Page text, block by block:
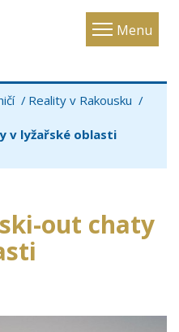
Menu
Toggle
Reality v Rakousku
v lyžařské oblasti
out chaty